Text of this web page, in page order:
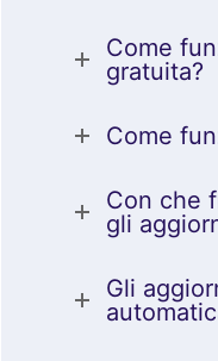
Come
gratuita?
Come
Con che
gli
Gli